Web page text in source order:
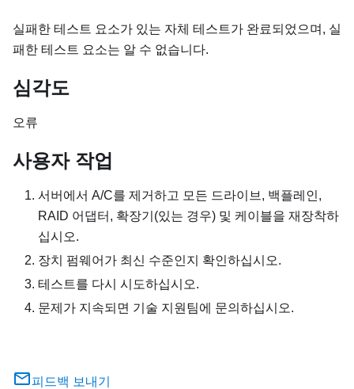
실패한 테스트 요소가 있는 자체 테스트가 완료되었으며, 실
패한 테스트 요소는 알 수 없습니다.
심각도
오류
사용자 작업
서버에서 A/C를 제거하고 모든 드라이브, 백플레인,
RAID 어댑터, 확장기(있는 경우) 및 케이블을 재장착하
십시오.
장치 펌웨어가 최신 수준인지 확인하십시오.
테스트를 다시 시도하십시오.
문제가 지속되면 기술 지원팀에 문의하십시오.
피드백 보내기